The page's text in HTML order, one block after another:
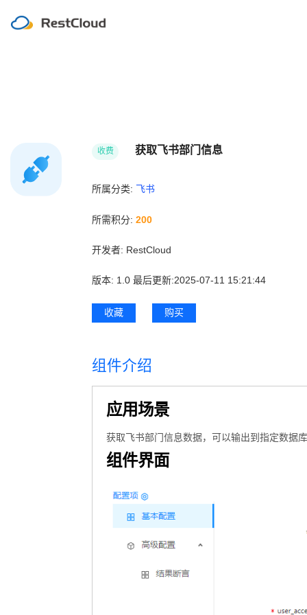
收费 获取飞书部门信息
所属分类: 飞书
所需积分:200
开发者: RestCloud
版本: 1.0 最后更新:2025-07-11 15:21:44
收藏 购买
组件介绍
应用场景
获取飞书部门信息数据，可以输出到指定数据
组件界面